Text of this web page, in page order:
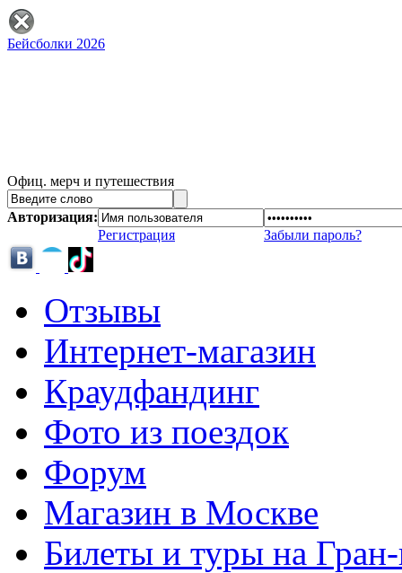
Бейсболки 2026
Офиц. мерч и путешествия
Авторизация:
Регистрация
Забыли пароль?
Отзывы
Интернет-магазин
Краудфандинг
Фото из поездок
Форум
Магазин в Москве
Билеты и туры на